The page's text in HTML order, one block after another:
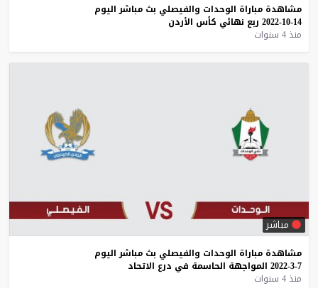
مشاهدة مباراة الوحدات والفيصلي بث مباشر اليوم
14-10-2022
ربع نهائي كأس الأردن
منذ 4 سنوات
مباشر
مشاهدة مباراة الوحدات والفيصلي بث مباشر اليوم
7-3-2022
المواجهة الحاسمة في درع الاتحاد
منذ 4 سنوات